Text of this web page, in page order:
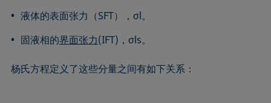
液体的表面张力（SFT），σl。
固液相的界面张力(IFT)，σls。
杨氏方程定义了这些分量之间有如下关系：